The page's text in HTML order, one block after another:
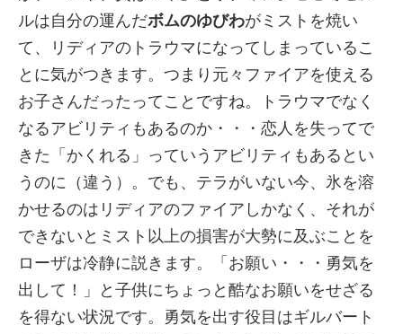
ルは自分の運んだボムのゆびわがミストを焼い
て、リディアのトラウマになってしまっているこ
とに気がつきます。つまり元々ファイアを使える
お子さんだったってことですね。トラウマでなく
なるアビリティもあるのか・・・恋人を失ってで
きた「かくれる」っていうアビリティもあるとい
うのに（違う）。でも、テラがいない今、氷を溶
かせるのはリディアのファイアしかなく、それが
できないとミスト以上の損害が大勢に及ぶことを
ローザは冷静に説きます。「お願い・・・勇気を
出して！」と子供にちょっと酷なお願いをせざる
を得ない状況です。勇気を出す役目はギルバート